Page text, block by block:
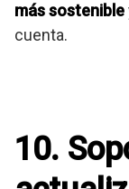
más sostenible
cuenta.
10.